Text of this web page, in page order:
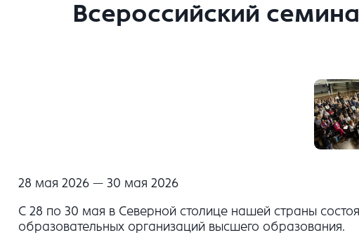
Всероссийский
28 мая 2026 — 30 мая 2026
С 28 по 30 мая в Северной столице нашей страны
образовательных организаций высшего образования.